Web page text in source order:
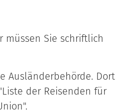
müssen Sie schriftlich
Ausländerbehörde. Dort
der Reisenden für